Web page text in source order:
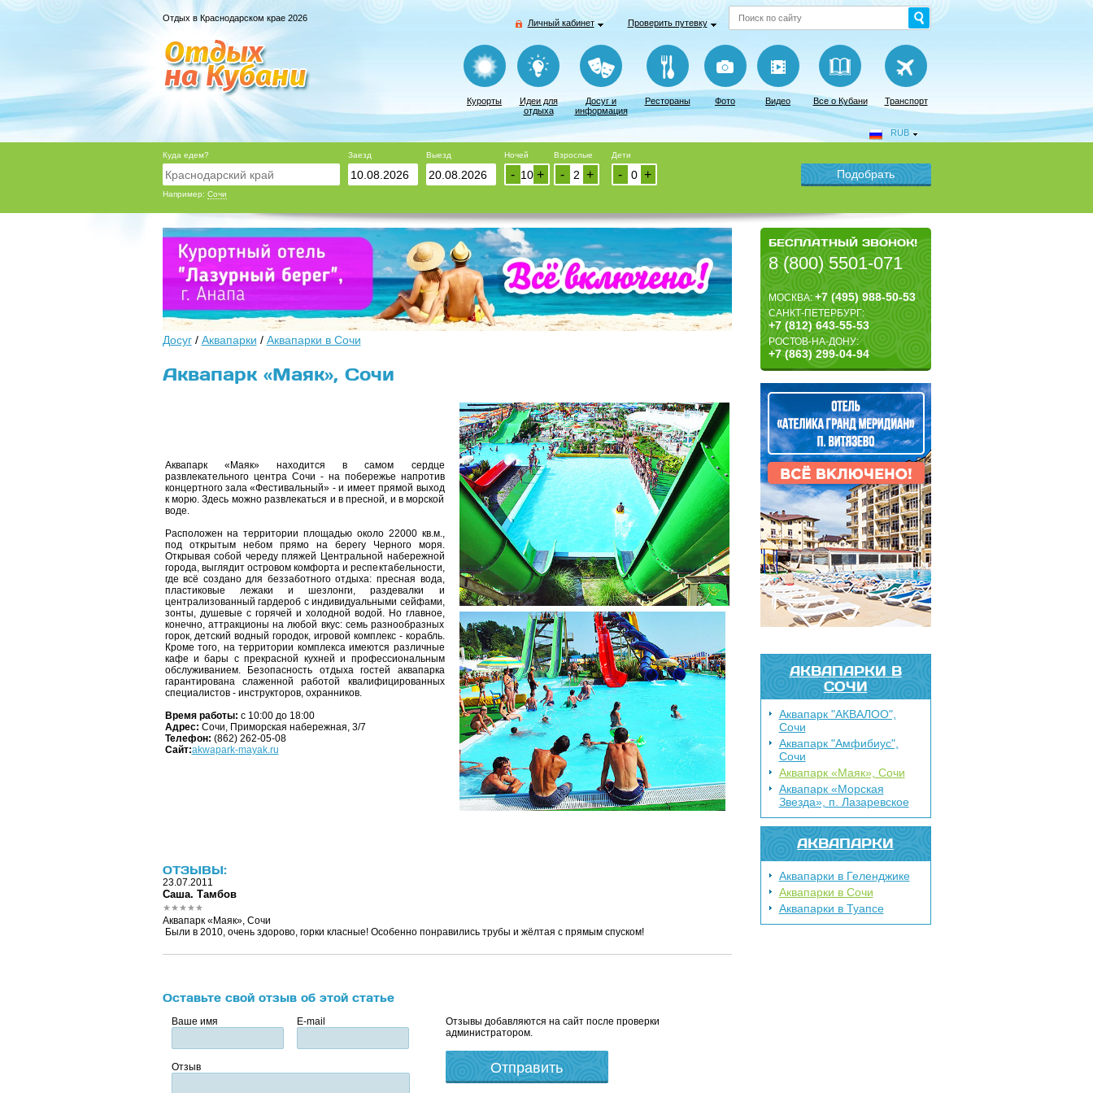
Отдых в Краснодарском крае 2026 Личный кабинет Проверить путевку
Курорты
Идеи для
отдыха
Досуг и
информация
Рестораны Фото Видео Все о Кубани Транспорт
RUB
Куда едем?
Например: Сочи
Заезд Выезд Ночей
+
-
Взрослые
+
-
Дети
+
-
БЕСПЛАТНЫЙ ЗВОНОК!
8 (800) 5501-071
МОСКВА:+7 (495) 988-50-53
САНКТ-ПЕТЕРБУРГ:
+7 (812) 643-55-53
РОСТОВ-НА-ДОНУ:
+7 (863) 299-04-94
АКВАПАРКИ В
СОЧИ
Аквапарк "АКВАЛОО",
Сочи
Аквапарк "Амфибиус",
Сочи
Аквапарк «Маяк», Сочи
Аквапарк «Морская
Звезда», п. Лазаревское
АКВАПАРКИ
Аквапарки в Геленджике
Аквапарки в Сочи
Аквапарки в Туапсе
Досуг/ Аквапарки / Аквапарки в Сочи
Аквапарк «Маяк», Сочи
Аквапарк «Маяк» находится в самом сердце
развлекательного центра Сочи - на побережье напротив
концертного зала «Фестивальный» - и имеет прямой выход
к морю. Здесь можно развлекаться и в пресной, и в морской
воде.
Расположен на территории площадью около 22000 кв.м.,
под открытым небом прямо на берегу Черного моря.
Открывая собой череду пляжей Центральной набережной
города, выглядит островом комфорта и респектабельности,
где всё создано для беззаботного отдыха: пресная вода,
пластиковые лежаки и шезлонги, раздевалки и
централизованный гардероб с индивидуальными сейфами,
зонты, душевые с горячей и холодной водой. Но главное,
конечно, аттракционы на любой вкус: семь разнообразных
горок, детский водный городок, игровой комплекс - корабль.
Кроме того, на территории комплекса имеются различные
кафе и бары с прекрасной кухней и профессиональным
обслуживанием. Безопасность отдыха гостей аквапарка
гарантирована слаженной работой квалифицированных
специалистов - инструкторов, охранников.
Время работы: с 10:00 до 18:00
Адрес: Сочи, Приморская набережная, 3/7
Телефон: (862) 262-05-08
Сайт:akwapark-mayak.ru
ОТЗЫВЫ:
23.07.2011
Саша. Тамбов
Аквапарк «Маяк», Сочи
Были в 2010, очень здорово, горки класные! Особенно понравились трубы и жёлтая с прямым спуском!
Оставьте свой отзыв об этой статье
Ваше имя E-mail
Отзыв
Отзывы добавляются на сайт после проверки
администратором.